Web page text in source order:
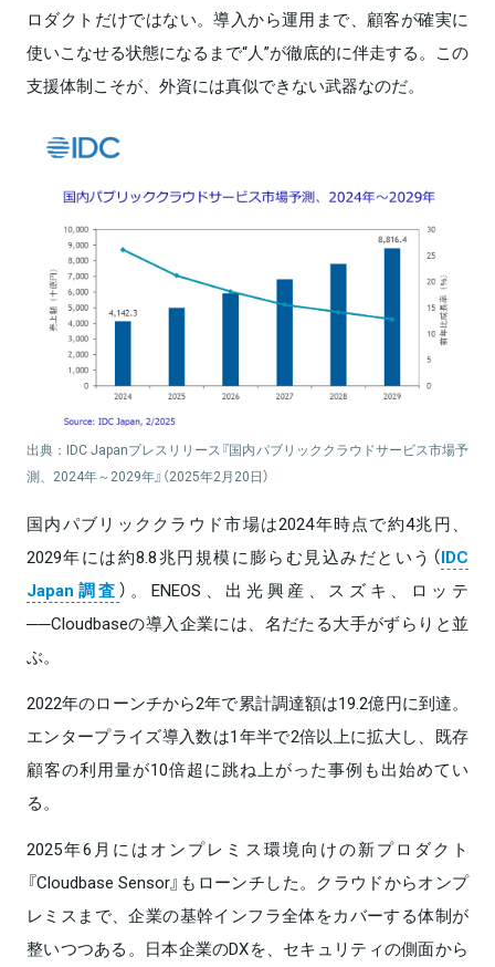
ロダクトだけではない。導入から運用まで、顧客が確実に
使いこなせる状態になるまで“人”が徹底的に伴走する。この
支援体制こそが、外資には真似できない武器なのだ。
出典：IDC Japanプレスリリース『国内パブリッククラウドサービス市場予
測、2024年～2029年』（2025年2月20日）
国内パブリッククラウド市場は2024年時点で約4兆円、
2029年には約8.8兆円規模に膨らむ見込みだという（IDC
Japan調査）。ENEOS、出光興産、スズキ、ロッテ
──Cloudbaseの導入企業には、名だたる大手がずらりと並
ぶ。
2022年のローンチから2年で累計調達額は19.2億円に到達。
エンタープライズ導入数は1年半で2倍以上に拡大し、既存
顧客の利用量が10倍超に跳ね上がった事例も出始めてい
る。
2025年6月にはオンプレミス環境向けの新プロダクト
『Cloudbase Sensor』もローンチした。クラウドからオンプ
レミスまで、企業の基幹インフラ全体をカバーする体制が
整いつつある。日本企業のDXを、セキュリティの側面から